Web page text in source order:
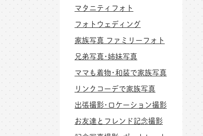
マタニティフォト
フォトウェディング
家族写真 ファミリーフォト
兄弟写真･姉妹写真
ママも着物･和装で家族写真
リンクコーデで家族写真
出張撮影･ロケーション撮影
お友達とフレンド記念撮影